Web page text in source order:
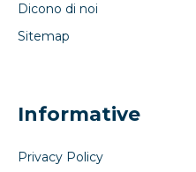
Dicono di noi
Sitemap
Informative
Privacy Policy